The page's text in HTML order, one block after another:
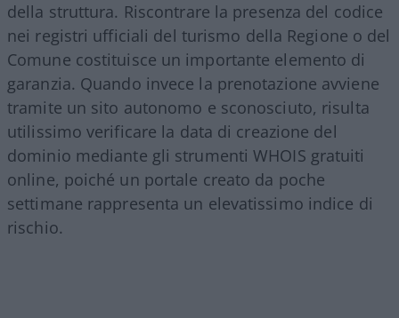
della struttura. Riscontrare la presenza del codice
nei registri ufficiali del turismo della Regione o del
Comune costituisce un importante elemento di
garanzia. Quando invece la prenotazione avviene
tramite un sito autonomo e sconosciuto, risulta
utilissimo verificare la data di creazione del
dominio mediante gli strumenti WHOIS gratuiti
online, poiché un portale creato da poche
settimane rappresenta un elevatissimo indice di
rischio.